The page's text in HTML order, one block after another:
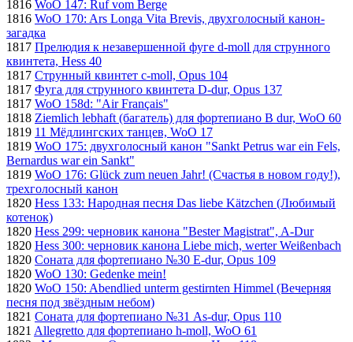
1816 WoO 147: Ruf vom Berge
1816 WoO 170: Ars Longa Vita Brevis, двухголосный канон-
загадка
1817 Прелюдия к незавершенной фуге d-moll для струнного
квинтета, Hess 40
1817 Струнный квинтет c-moll, Opus 104
1817 Фуга для струнного квинтета D-dur, Opus 137
1817 WoO 158d: "Air Français"
1818 Ziemlich lebhaft (багатель) для фортепиано B dur, WoO 60
1819 11 Мёдлингских танцев, WoO 17
1819 WoO 175: двухголосный канон "Sankt Petrus war ein Fels,
Bernardus war ein Sankt"
1819 WoO 176: Glück zum neuen Jahr! (Счастья в новом году!),
трехголосный канон
1820 Hess 133: Народная песня Das liebe Kätzchen (Любимый
котенок)
1820 Hess 299: черновик канона "Bester Magistrat", A-Dur
1820 Hess 300: черновик канона Liebe mich, werter Weißenbach
1820 Соната для фортепиано №30 E-dur, Opus 109
1820 WoO 130: Gedenke mein!
1820 WoO 150: Abendlied unterm gestirnten Himmel (Вечерняя
песня под звёздным небом)
1821 Соната для фортепиано №31 As-dur, Opus 110
1821 Allegretto для фортепиано h-moll, WoO 61